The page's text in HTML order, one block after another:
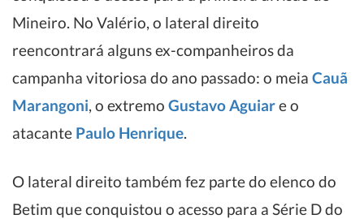
Mineiro. No Valério, o lateral direito
reencontrará alguns ex-companheiros da
campanha vitoriosa do ano passado: o meia Cauã
Marangoni , o extremo Gustavo Aguiare o
atacante Paulo Henrique
O lateral direito também fez parte do elenco do
Betim que conquistou o acesso para a Série D do